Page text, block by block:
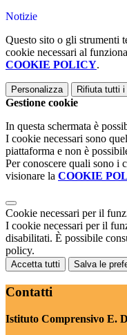
Notizie
Questo sito o gli strumenti
cookie necessari al
COOKIE POLICY.
Personalizza Rifiuta tutti i
Gestione cookie
In questa schermata è
I cookie necessari sono
piattaforma e non è
Per conoscere quali sono i
visionare la COOKIE
Cookie necessari per il
I cookie necessari per il
disabilitati. È possibile
policy.
Accetta tutti Salva le
Contatti
Istituto Comprensivo E.